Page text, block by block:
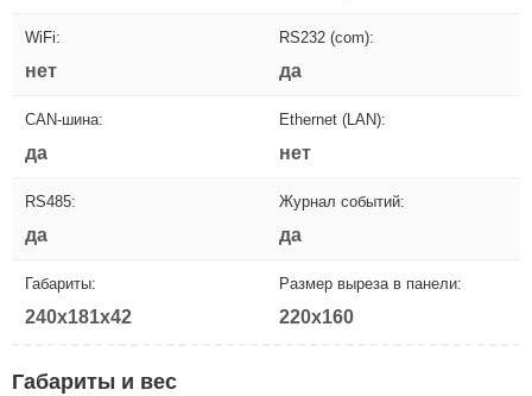
WiFi:
нет
RS232 (com):
да
CAN-шина:
да
Ethernet (LAN):
нет
RS485:
да
Журнал событий:
да
Габариты:
240x181x42
Размер выреза в панели:
220x160
Габариты и вес